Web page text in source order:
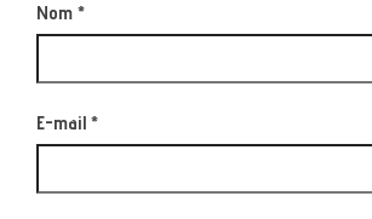
Nom *
E-mail *